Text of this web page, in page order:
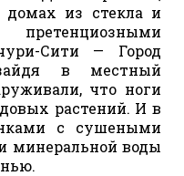
из стекла и
Сити — Город
в местный
что ноги
растений. И в
с сушеными
минеральной воды